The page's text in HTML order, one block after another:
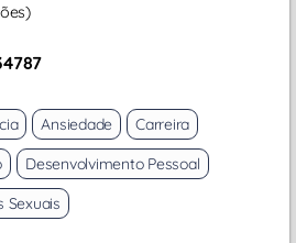
Ansiedade
Carreira
Desenvolvimento Pessoal
Sexuais